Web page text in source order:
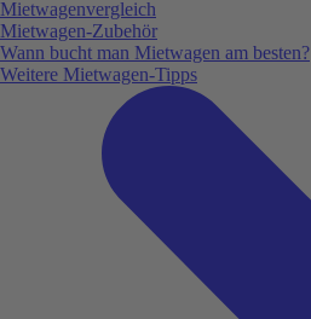
Mietwagenvergleich
Mietwagen-Zubehör
Wann bucht man Mietwagen am besten?
Weitere Mietwagen-Tipps